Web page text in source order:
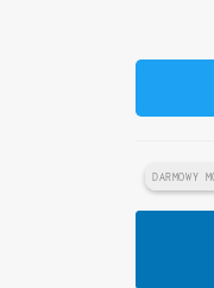
DARMOWY